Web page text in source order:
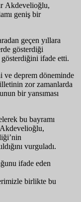
Akdevelioğlu,
geniş bir
geçen yıllara
gösterdiği
gösterdiğini ifade etti.
deprem döneminde
zor zamanlarda
bir yansıması
bu bayramı
vurguladı.
ifade eden
birlikte bu